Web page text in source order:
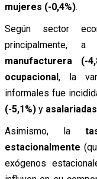
mujeres (-0,4%).
Según sector
principalmente, a
manufacturera (-
ocupacional, la
informales fue
(-5,1%)y
Asimismo, la
estacionalmente
exógenos